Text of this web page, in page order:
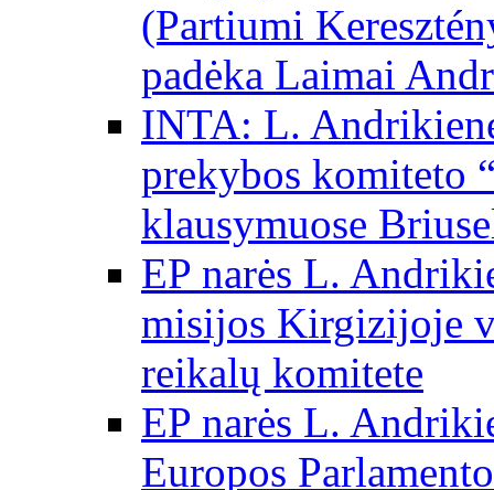
(Partiumi
padėka Laimai
INTA: L.
prekybos komiteto
klausymuose
EP narės L.
misijos Kirgizijoje
reikalų komitete
EP narės L.
Europos